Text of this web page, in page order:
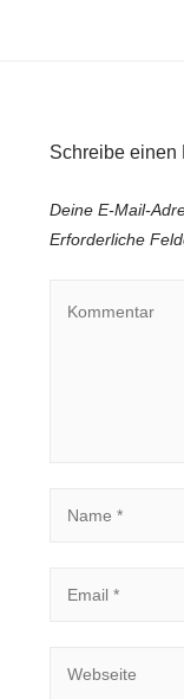
Schreibe einen
Deine E-Mail-
Erforderliche